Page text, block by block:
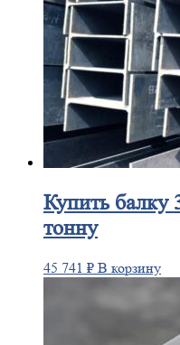
Купитьбалку
тонну
45 741 ₽ В корзину